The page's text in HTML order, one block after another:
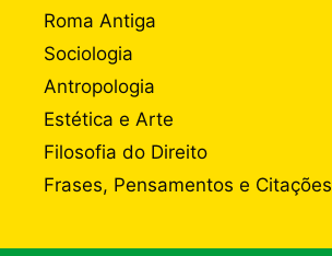
Roma Antiga
Sociologia
Antropologia
Estética e Arte
Filosofia do Direito
Frases, Pensamentos e Citações